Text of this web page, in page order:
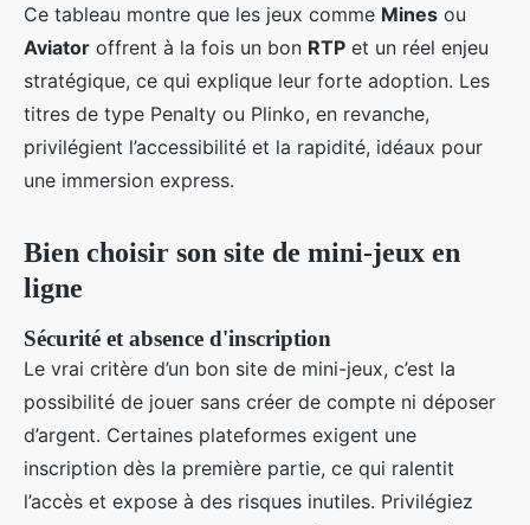
Ce tableau montre que les jeux comme Mines ou
Aviator offrent à la fois un bon RTP et un réel enjeu
stratégique, ce qui explique leur forte adoption. Les
titres de type Penalty ou Plinko, en revanche,
privilégient l’accessibilité et la rapidité, idéaux pour
une immersion express.
Bien choisir son site de mini-jeux en
ligne
Sécurité et absence d'inscription
Le vrai critère d’un bon site de mini-jeux, c’est la
possibilité de jouer sans créer de compte ni déposer
d’argent. Certaines plateformes exigent une
inscription dès la première partie, ce qui ralentit
l’accès et expose à des risques inutiles. Privilégiez